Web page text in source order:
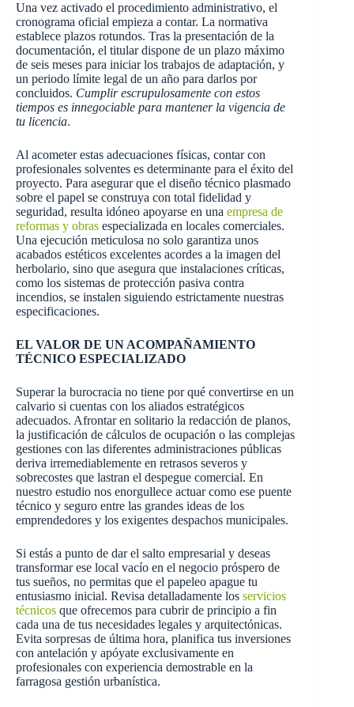
Una vez activado el procedimiento administrativo, el
cronograma oficial empieza a contar. La normativa
establece plazos rotundos. Tras la presentación de la
documentación, el titular dispone de un plazo máximo
de seis meses para iniciar los trabajos de adaptación, y
un periodo límite legal de un año para darlos por
concluidos. Cumplir escrupulosamente con estos
tiempos es innegociable para mantener la vigencia de
tu licencia.
Al acometer estas adecuaciones físicas, contar con
profesionales solventes es determinante para el éxito del
proyecto. Para asegurar que el diseño técnico plasmado
sobre el papel se construya con total fidelidad y
seguridad, resulta idóneo apoyarse en una empresa de
reformas y obras especializada en locales comerciales.
Una ejecución meticulosa no solo garantiza unos
acabados estéticos excelentes acordes a la imagen del
herbolario, sino que asegura que instalaciones críticas,
como los sistemas de protección pasiva contra
incendios, se instalen siguiendo estrictamente nuestras
especificaciones.
EL VALOR DE UN ACOMPAÑAMIENTO
TÉCNICO ESPECIALIZADO
Superar la burocracia no tiene por qué convertirse en un
calvario si cuentas con los aliados estratégicos
adecuados. Afrontar en solitario la redacción de planos,
la justificación de cálculos de ocupación o las complejas
gestiones con las diferentes administraciones públicas
deriva irremediablemente en retrasos severos y
sobrecostes que lastran el despegue comercial. En
nuestro estudio nos enorgullece actuar como ese puente
técnico y seguro entre las grandes ideas de los
emprendedores y los exigentes despachos municipales.
Si estás a punto de dar el salto empresarial y deseas
transformar ese local vacío en el negocio próspero de
tus sueños, no permitas que el papeleo apague tu
entusiasmo inicial. Revisa detalladamente los servicios
técnicos que ofrecemos para cubrir de principio a fin
cada una de tus necesidades legales y arquitectónicas.
Evita sorpresas de última hora, planifica tus inversiones
con antelación y apóyate exclusivamente en
profesionales con experiencia demostrable en la
farragosa gestión urbanística.